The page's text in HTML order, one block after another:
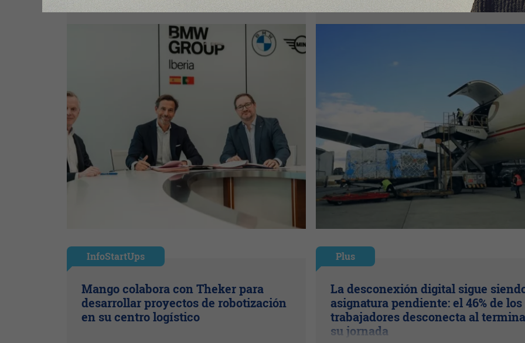
InfoStartUps
Mango colabora con Theker para
desarrollar proyectos de robotización
en su centro logístico
Plus
La desconexión digital sigue
asignatura pendiente: el 46% de los
trabajadores desconecta al
su jornada